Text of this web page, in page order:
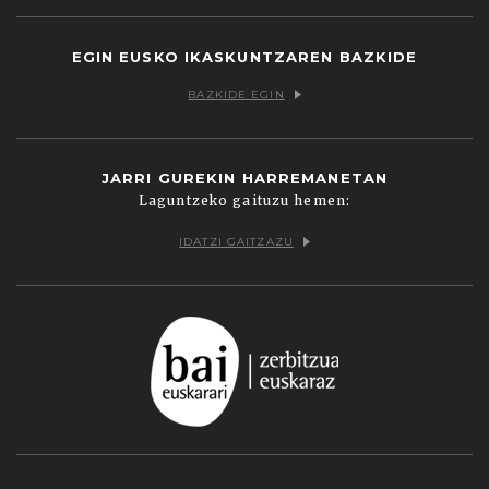
EGIN EUSKO IKASKUNTZAREN BAZKIDE
BAZKIDE EGIN
JARRI GUREKIN HARREMANETAN
Laguntzeko gaituzu hemen:
IDATZI GAITZAZU